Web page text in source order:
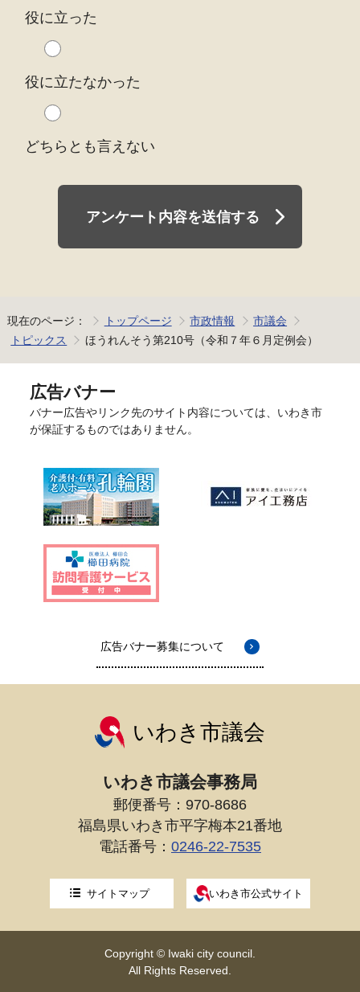
役に立った
役に立たなかった
どちらとも言えない
アンケート内容を送信する
現在のページ： トップページ 市政情報
市議会
トピックス
ほうれんそう第210号（令和７年６月定例会）
広告バナー
バナー広告やリンク先のサイト内容については、いわき市
が保証するものではありません。
広告バナー募集について
いわき市議会
いわき市議会事務局
郵便番号：970-8686
福島県いわき市平字梅本21番地
電話番号： 0246-22-7535
サイトマップ いわき市公式サイト
Copyright © Iwaki city council.
All Rights Reserved.